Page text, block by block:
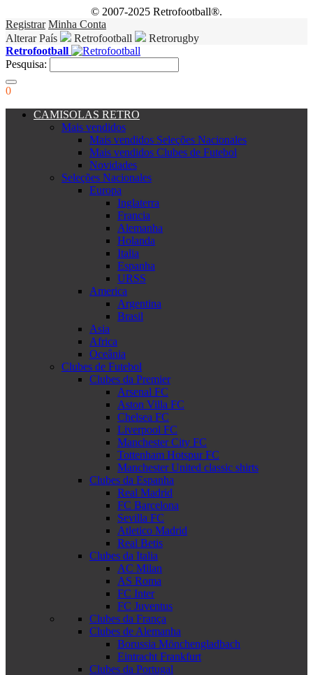
© 2007-2025 Retrofootball®.
Registrar Minha Conta
Alterar País
Retrofootball
Retrorugby
Retrofootball
Pesquisa:
0
CAMISOLAS RETRO
Mais vendidos
Mais vendidos Seleções Nacionales
Mais vendidos Clubes de Futebol
Novidades
Seleções Nacionales
Europa
Inglaterra
Francia
Alemanha
Holanda
Italia
Espanha
URSS
America
Argentina
Brasil
Asia
Africa
Oceânia
Clubes de Futebol
Clubes da Premier
Arsenal FC
Aston Villa FC
Chelsea FC
Liverpool FC
Manchester City FC
Tottenham Hotspur FC
Manchester United classic shirts
Clubes da Espanha
Real Madrid
FC Barcelona
Sevilla FC
Atletico Madrid
Real Betis
Clubes da Italia
AC Milan
AS Roma
FC Inter
FC Juventus
Clubes da França
Clubes de Alemanha
Borussia Mönchengladbach
Eintracht Frankfurt
Clubes da Portugal